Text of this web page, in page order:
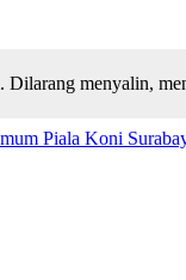
menyalin,
Piala Koni